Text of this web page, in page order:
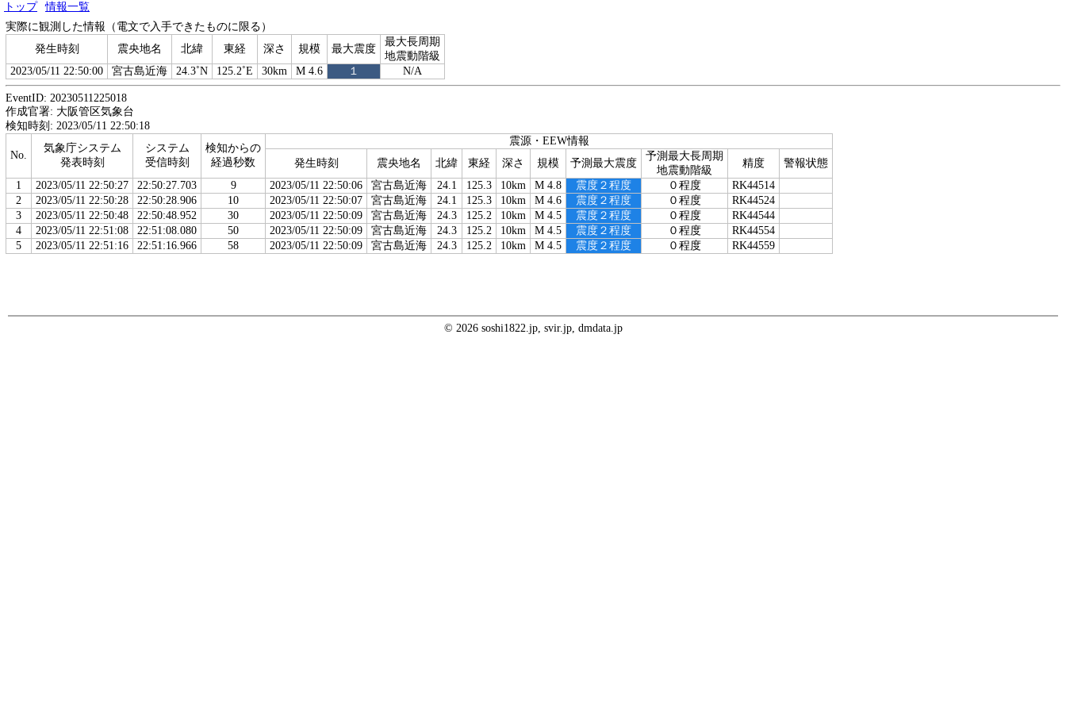
トップ
情報一覧
実際に観測した情報（電文で入手できたものに限る）
発生時刻
震央地名 北緯 東経 深さ 規模 最大震度
最大長周期
地震動階級
2023/05/11 22:50:00
宮古島近海 24.3˚N 125.2˚E 30km M 4.6 １ N/A
EventID: 20230511225018
作成官署: 大阪管区気象台
検知時刻: 2023/05/11 22:50:18
No.
気象庁システム
発表時刻
システム
受信時刻
検知からの
経過秒数
震源・EEW情報
発生時刻
震央地名 北緯 東経 深さ 規模 予測最大震度
予測最大長周期
地震動階級
精度
警報状態
1
2023/05/11 22:50:27 22:50:27.703 9 2023/05/11 22:50:06 宮古島近海 24.1 125.3 10km M 4.8 震度２程度 ０程度
RK44514
2
2023/05/11 22:50:28 22:50:28.906 10 2023/05/11 22:50:07 宮古島近海 24.1 125.3 10km M 4.6 震度２程度 ０程度
RK44524
3
2023/05/11 22:50:48 22:50:48.952 30 2023/05/11 22:50:09 宮古島近海 24.3 125.2 10km M 4.5 震度２程度 ０程度
RK44544
4
2023/05/11 22:51:08 22:51:08.080 50 2023/05/11 22:50:09 宮古島近海 24.3 125.2 10km M 4.5 震度２程度 ０程度
RK44554
5
2023/05/11 22:51:16 22:51:16.966 58 2023/05/11 22:50:09 宮古島近海 24.3 125.2 10km M 4.5 震度２程度 ０程度 RK44559
© 2026 soshi1822.jp, svir.jp, dmdata.jp